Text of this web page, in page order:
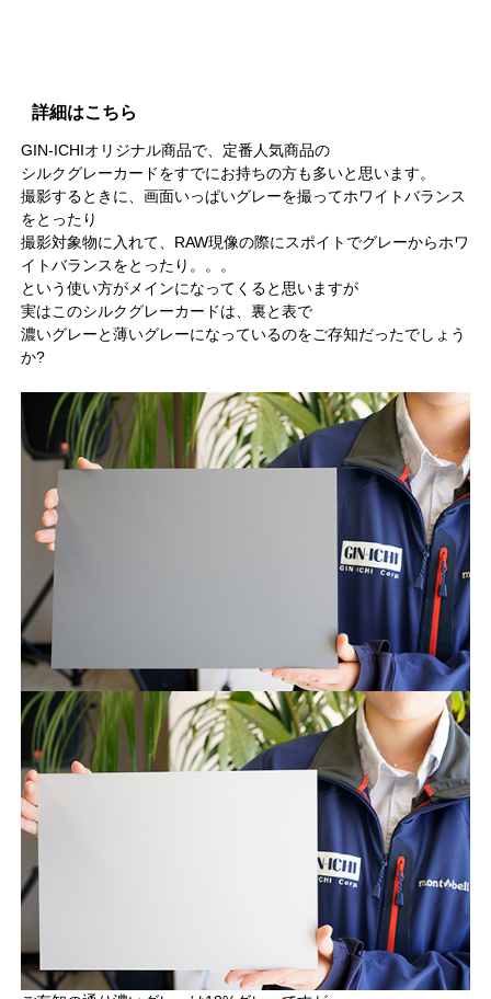
詳細はこちら
GIN-ICHIオリジナル商品で、定番人気商品の
シルクグレーカードをすでにお持ちの方も多いと思います。
撮影するときに、画面いっぱいグレーを撮ってホワイトバランス
をとったり
撮影対象物に入れて、RAW現像の際にスポイトでグレーからホワ
イトバランスをとったり。。。
という使い方がメインになってくると思いますが
実はこのシルクグレーカードは、裏と表で
濃いグレーと薄いグレーになっているのをご存知だったでしょう
か?